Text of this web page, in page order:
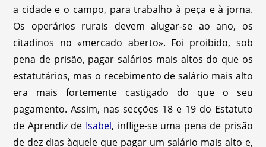
a cidade e o campo, para trabalho à peça e à jorna.
Os operários rurais devem alugar-se ao ano, os
citadinos no «mercado aberto». Foi proibido, sob
pena de prisão, pagar salários mais altos do que os
estatutários, mas o recebimento de salário mais alto
era mais fortemente castigado do que o seu
pagamento. Assim, nas secções 18 e 19 do Estatuto
de Aprendiz de Isabel, inflige-se uma pena de prisão
de dez dias àquele que pagar um salário mais alto e,